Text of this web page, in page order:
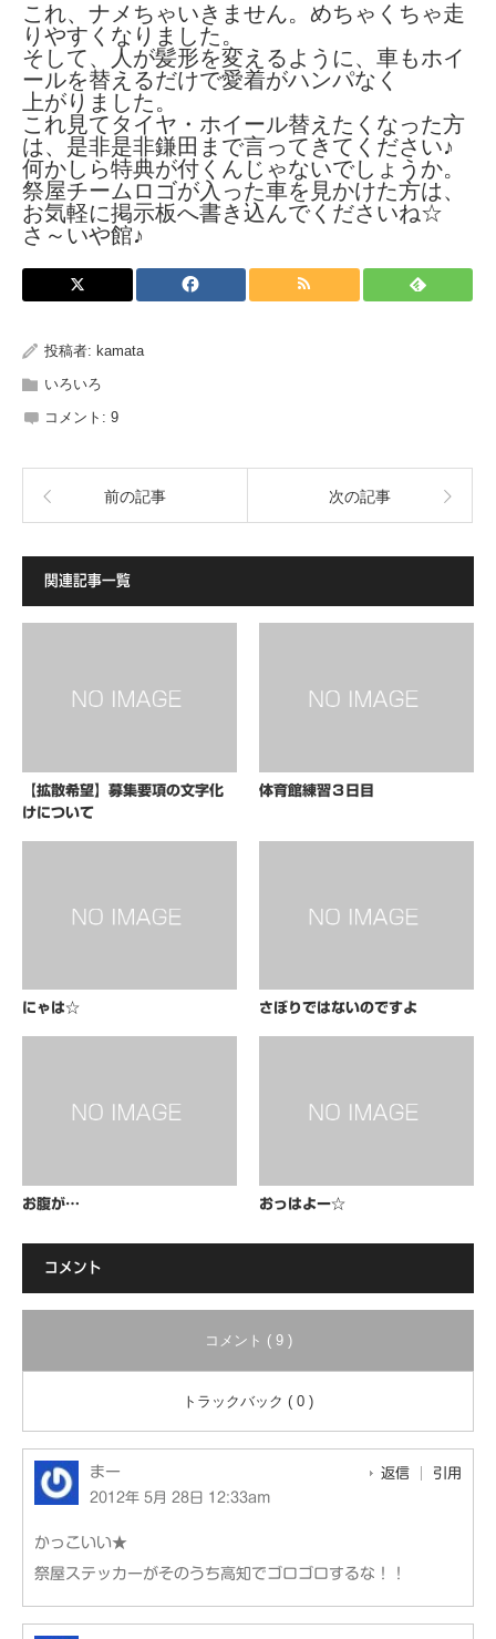
これ、ナメちゃいきません。めちゃくちゃ走
りやすくなりました。
そして、人が髪形を変えるように、車もホイ
ールを替えるだけで愛着がハンパなく
上がりました。
これ見てタイヤ・ホイール替えたくなった方
は、是非是非鎌田まで言ってきてください♪
何かしら特典が付くんじゃないでしょうか。
祭屋チームロゴが入った車を見かけた方は、
お気軽に掲示板へ書き込んでくださいね☆
さ～いや館♪
投稿者: kamata
いろいろ
コメント: 9
前の記事 次の記事
関連記事一覧
【拡散希望】募集要項の文字化
けについて
体育館練習３日目
にゃは☆ さぼりではないのですよ
お腹が… おっはよー☆
コメント
コメント ( 9 )
トラックバック ( 0 )
まー
2012年 5月 28日 12:33am
返信 引用
かっこいい★
祭屋ステッカーがそのうち高知でゴロゴロするな！！